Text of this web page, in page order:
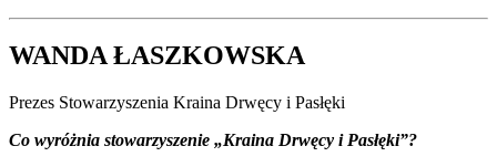
WANDA ŁASZKOWSKA
Prezes Stowarzyszenia Kraina Drwęcy i Pasłęki
Co wyróżnia stowarzyszenie „Kraina Drwęcy i Pasłęki”?